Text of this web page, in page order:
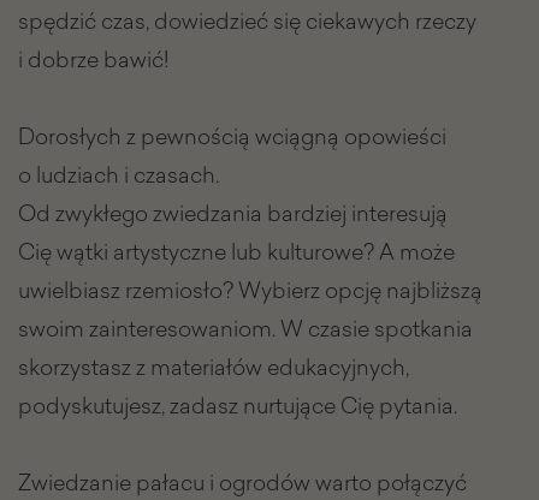
spędzić czas, dowiedzieć się ciekawych rzeczy
i dobrze bawić!
Dorosłych z pewnością wciągną opowieści
o ludziach i czasach.
Od zwykłego zwiedzania bardziej interesują
Cię wątki artystyczne lub kulturowe? A może
uwielbiasz rzemiosło? Wybierz opcję najbliższą
swoim zainteresowaniom. W czasie spotkania
skorzystasz z materiałów edukacyjnych,
podyskutujesz, zadasz nurtujące Cię pytania.
Zwiedzanie pałacu i ogrodów warto połączyć